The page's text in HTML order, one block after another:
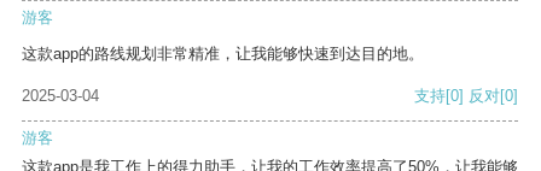
游客
这款app的路线规划非常精准，让我能够快速到达目的地。
2025-03-04 支持[0] 反对[0]
游客
这款app是我工作上的得力助手，让我的工作效率提高了50%，让我能够